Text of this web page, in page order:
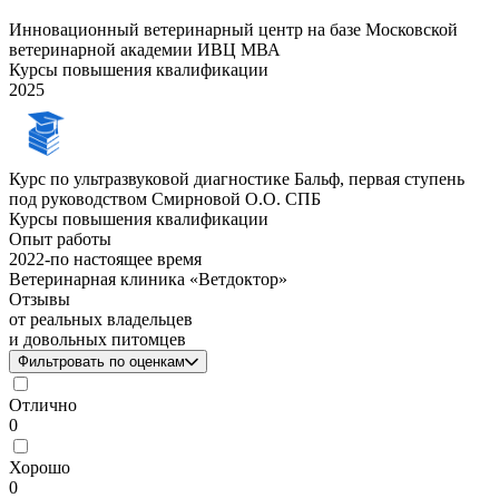
Инновационный ветеринарный центр на базе Московской
ветеринарной академии ИВЦ МВА
Курсы повышения квалификации
2025
Курс по ультразвуковой диагностике Бальф, первая ступень
под руководством Смирновой О.О. СПБ
Курсы повышения квалификации
Опыт работы
2022-по настоящее время
Ветеринарная клиника «Ветдоктор»
Отзывы
от реальных владельцев
и довольных питомцев
Фильтровать по оценкам
Отлично
0
Хорошо
0